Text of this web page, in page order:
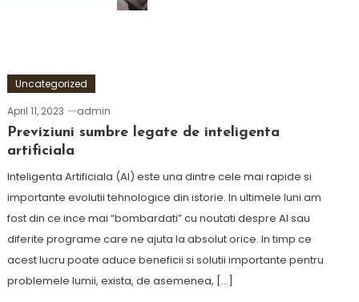
Uncategorized
April 11, 2023
admin
Previziuni sumbre legate de inteligenta
artificiala
Inteligenta Artificiala (AI) este una dintre cele mai rapide si
importante evolutii tehnologice din istorie. In ultimele luni am
fost din ce ince mai “bombardati” cu noutati despre AI sau
diferite programe care ne ajuta la absolut orice. In timp ce
acest lucru poate aduce beneficii si solutii importante pentru
problemele lumii, exista, de asemenea, […]